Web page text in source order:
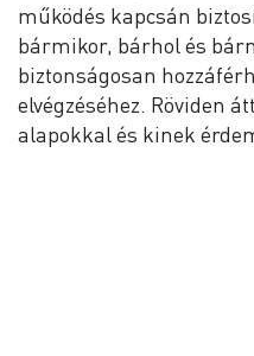
működés kapcsán
bármikor, bárhol és
biztonságosan
elvégzéséhez. Röviden
alapokkal és kinek